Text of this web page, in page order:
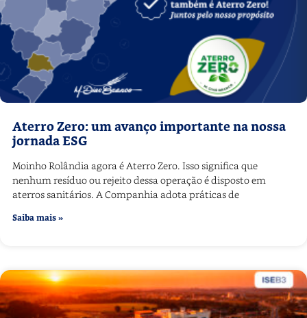
Aterro Zero: um avanço importante na nossa
jornada ESG
Moinho Rolândia agora é Aterro Zero. Isso significa que
nenhum resíduo ou rejeito dessa operação é disposto em
aterros sanitários. A Companhia adota práticas de
Saiba mais »